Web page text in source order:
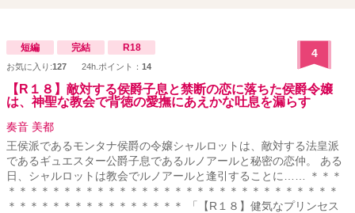
短編 完結 R18
お気に入り:127 24h.ポイント： 14
4
【R１８】敵対する侯爵子息と禁断の恋に落ちた侯爵令嬢
は、神聖な教会で背徳の愛撫にあえかな吐息を漏らす
奏音 美都
王侯派であるモンタナ侯爵の令嬢シャルロットは、敵対する法皇派
であるギュエスター公爵子息であるルノアールと秘密の恋仲。 ある
日、シャルロットは教会でルノアールと逢引することに…… ＊＊＊
＊＊＊＊＊＊＊＊＊＊＊＊＊＊＊＊＊＊＊＊＊＊＊＊＊＊＊＊＊＊
＊＊＊＊＊＊＊＊＊＊＊＊＊＊＊＊ 「【R１８】健気なプリンセス